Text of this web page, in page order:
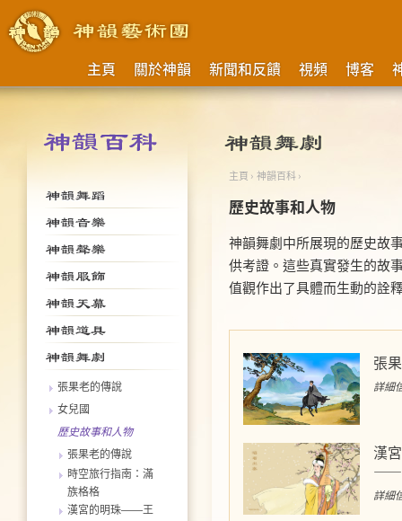
主頁 關於神韻 新聞和反饋 視頻 博客
張果老的傳說
女兒國
歷史故事和人物
張果老的傳說
時空旅行指南：滿
族格格
漢宮的明珠——王
主頁 › 神韻百科 ›
歷史故事和人物
神韻舞劇中所展現的歷史故
供考證。這些真實發生的故
值觀作出了具體而生動的詮
張
詳細
漢
——
詳細